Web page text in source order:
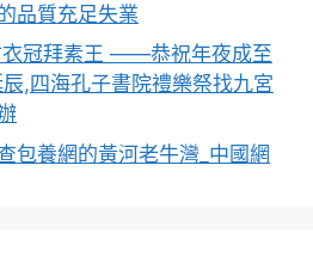
品質充足失業
衣冠拜素王 ——恭祝年夜成至
,四海孔子書院禮樂祭找九宮
包養網的黃河老牛灣_中國網